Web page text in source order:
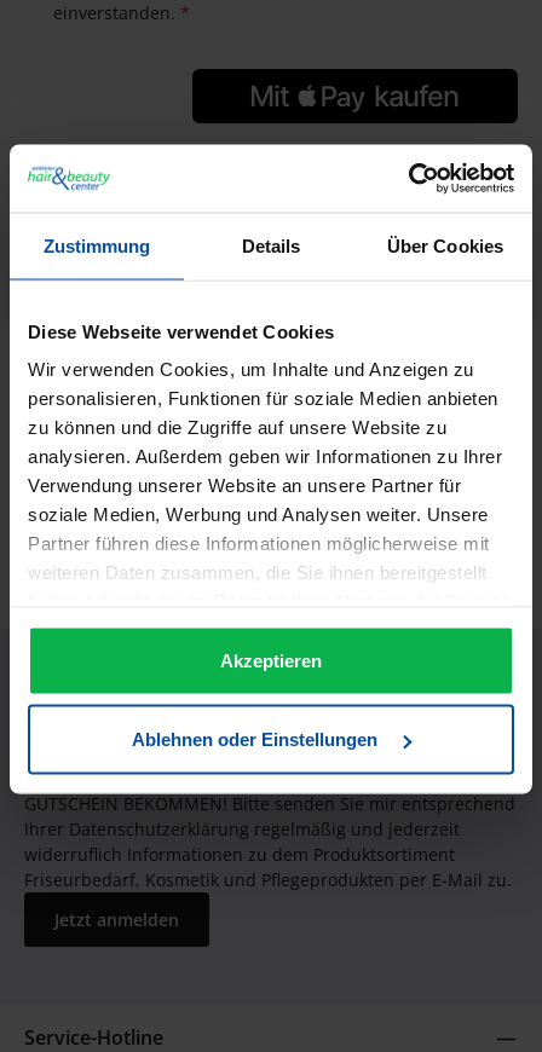
Zustimmung Details Über Cookies
Diese Webseite verwendet Cookies
Wir verwenden Cookies, um Inhalte und Anzeigen zu
personalisieren, Funktionen für soziale Medien anbieten
zu können und die Zugriffe auf unsere Website zu
analysieren. Außerdem geben wir Informationen zu Ihrer
Verwendung unserer Website an unsere Partner für
soziale Medien, Werbung und Analysen weiter. Unsere
Partner führen diese Informationen möglicherweise mit
weiteren Daten zusammen, die Sie ihnen bereitgestellt
gesammelt haben.
Akzeptieren
Ablehnen oder Einstellungen
einverstanden. *
GTIN/EAN:
4064666302454
Herstellernummer:
46388
Beschreibung
Wella SebMan The Purist Tiefenreinigendes Shampoo 250
ml Anti-Schuppen-Shampoo Tiefenreinigendes Shampoo
für Haar und Kopfha…Mehr
Informationen zur Produktsicherheit
Trusted Shops Bewertungen
JETZT UNSEREN NEWSLETTER ABONNIEREN UND EINEN 5€
GUTSCHEIN BEKOMMEN! Bitte senden Sie mir entsprechend
Ihrer Datenschutzerklärung regelmäßig und jederzeit
widerruflich Informationen zu dem Produktsortiment
Friseurbedarf, Kosmetik und Pflegeprodukten per E-Mail zu.
Jetzt anmelden
Service-Hotline